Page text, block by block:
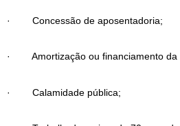
· Concessão de aposentadoria;
· Amortização ou financiamento da
· Calamidade pública;